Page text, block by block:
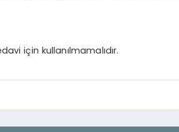
için kullanılmamalıdır.